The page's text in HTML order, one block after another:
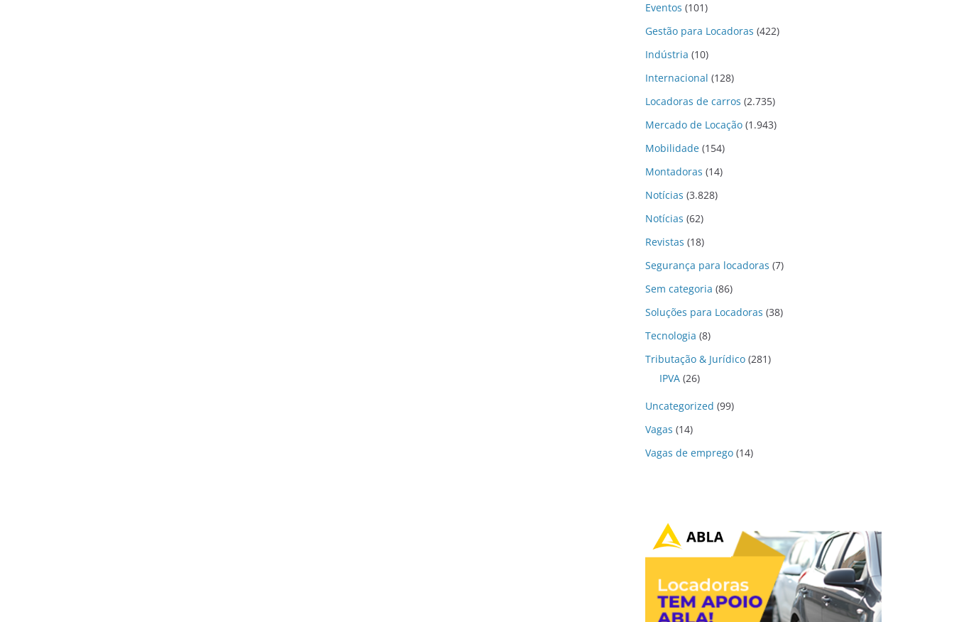
Eventos (101)
Gestão para Locadoras (422)
Indústria (10)
Internacional (128)
Locadoras de carros (2.735)
Mercado de Locação (1.943)
Mobilidade (154)
Montadoras (14)
Notícias (3.828)
Notícias (62)
Revistas (18)
Segurança para locadoras (7)
Sem categoria (86)
Soluções para Locadoras (38)
Tecnologia (8)
Tributação & Jurídico (281)
IPVA (26)
Uncategorized (99)
Vagas (14)
Vagas de emprego (14)